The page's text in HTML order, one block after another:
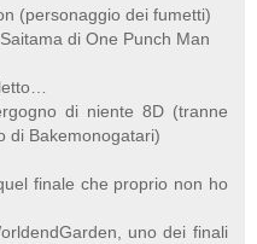
(personaggio dei fumetti)
di One Punch Man
di niente 8D (tranne
di Bakemonogatari)
finale che proprio non ho
uno dei finali